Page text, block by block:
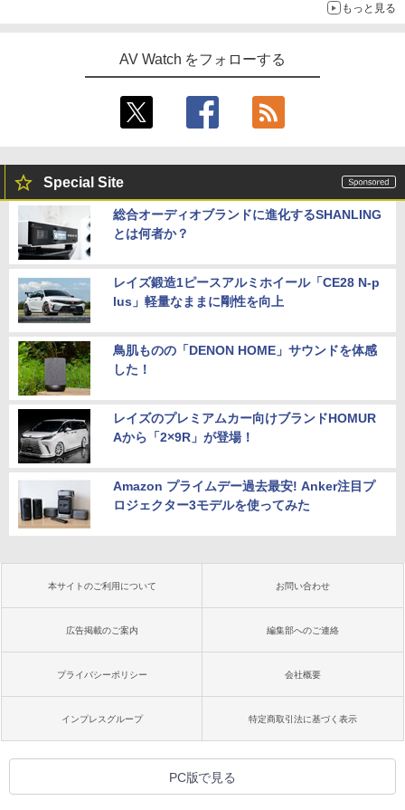
もっと見る
AV Watch をフォローする
Special Site
総合オーディオブランドに進化するSHANLING
とは何者か？
レイズ鍛造1ピースアルミホイール「CE28 N-p
lus」軽量なままに剛性を向上
鳥肌ものの「DENON HOME」サウンドを体感
した！
レイズのプレミアムカー向けブランドHOMUR
Aから「2×9R」が登場！
Amazon プライムデー過去最安! Anker注目プ
ロジェクター3モデルを使ってみた
本サイトのご利用について お問い合わせ
広告掲載のご案内 編集部へのご連絡
プライバシーポリシー 会社概要
インプレスグループ 特定商取引法に基づく表示
PC版で見る